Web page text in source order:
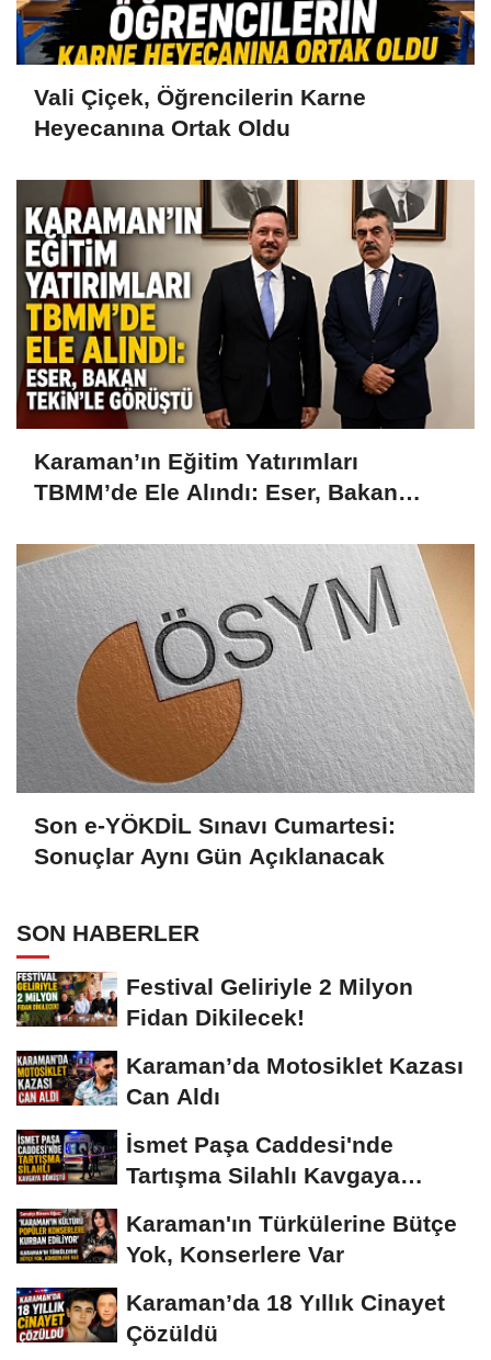
Vali Çiçek, Öğrencilerin Karne
Heyecanına Ortak Oldu
Karaman’ın Eğitim Yatırımları
TBMM’de Ele Alındı: Eser, Bakan
Son e-YÖKDİL Sınavı Cumartesi:
Sonuçlar Aynı Gün Açıklanacak
SON HABERLER
Festival Geliriyle 2 Milyon
Fidan Dikilecek!
Karaman’da Motosiklet Kazası
Can Aldı
İsmet Paşa Caddesi'nde
Tartışma Silahlı Kavgaya
Karaman'ın Türkülerine Bütçe
Yok, Konserlere Var
Karaman’da 18 Yıllık Cinayet
Çözüldü